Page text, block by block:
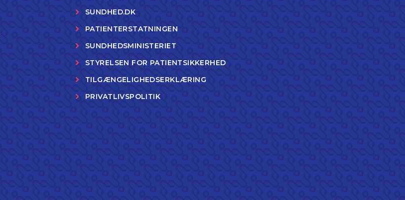
SUNDHED.DK
PATIENTERSTATNINGEN
SUNDHEDSMINISTERIET
STYRELSEN FOR PATIENTSIKKERHED
TILGÆNGELIGHEDSERKLÆRING
PRIVATLIVSPOLITIK